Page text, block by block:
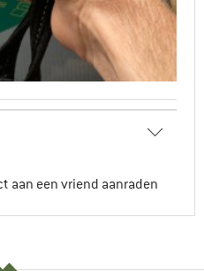
aan een vriend aanraden